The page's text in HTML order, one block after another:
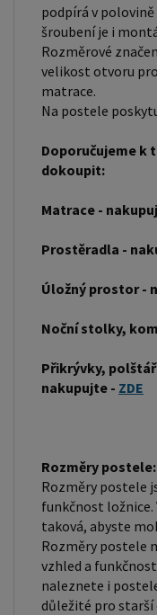
hnědého nebo
materiál je často
například pro
Výrobky z masivu
přírodní vzhled a trvanlivost. Typ
postel je typ
základních částí:
včetně dřeva,
vkládá rošt.
být vyrobena z
latexu nebo pružin. Matrace: Velikost matrace by
dělí podle
pěny, matrace z
pružinové
měkké, středně
tvrdé (H4).
který ovlivňuje
poskytuje. Při
několik faktorů,
spánku, vaší
zdravotní problémy,
podpírá v
šroubení je i
Rozměrové
velikost otvoru
matrace.
Na postele
Doporučujeme k
dokoupit:
Matrace -
Prostěradla -
Úložný prostor -
Noční stolky,
Přikrývky,
nakupujte - ZDE
Rozměry postele:
Rozměry postele
funkčnost ložnice.
taková, abyste
Rozměry postele
vzhled a
naleznete i
důležité pro starší